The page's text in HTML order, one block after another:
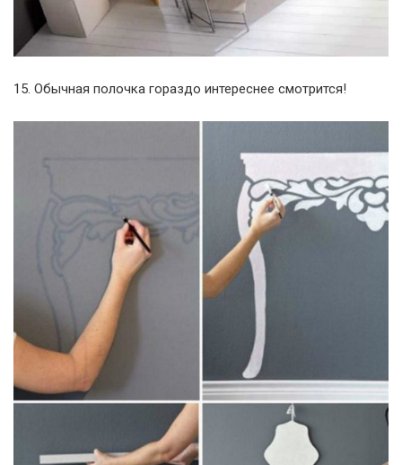
15. Обычная полочка гораздо интереснее смотрится!